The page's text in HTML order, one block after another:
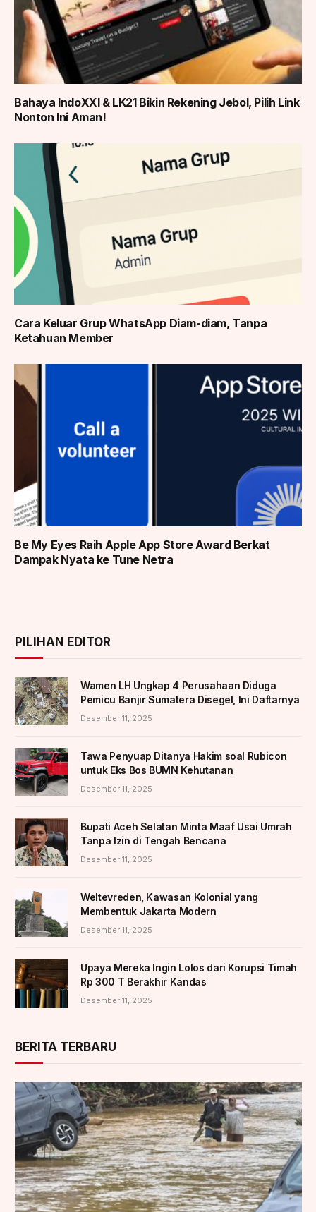
Bahaya IndoXXI & LK21 Bikin Rekening Jebol, Pilih Link
Nonton Ini Aman!
Cara Keluar Grup WhatsApp Diam-diam, Tanpa
Ketahuan Member
Be My Eyes Raih Apple App Store Award Berkat
Dampak Nyata ke Tune Netra
PILIHAN EDITOR
Wamen LH Ungkap 4 Perusahaan Diduga
Pemicu Banjir Sumatera Disegel, Ini Daftarnya
Desember 11, 2025
Tawa Penyuap Ditanya Hakim soal Rubicon
untuk Eks Bos BUMN Kehutanan
Desember 11, 2025
Bupati Aceh Selatan Minta Maaf Usai Umrah
Tanpa Izin di Tengah Bencana
Desember 11, 2025
Weltevreden, Kawasan Kolonial yang
Membentuk Jakarta Modern
Desember 11, 2025
Upaya Mereka Ingin Lolos dari Korupsi Timah
Rp 300 T Berakhir Kandas
Desember 11, 2025
BERITA TERBARU